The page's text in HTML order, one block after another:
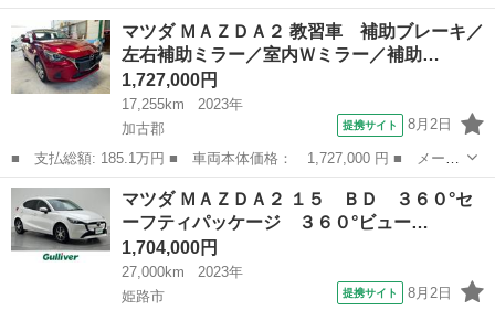
名： マツダ ■ 車種名： キャロル ■ グレード名： ＧＳ ■ 排
気量： 660cc ■ ドア枚数： 5D ■ ミッション： CVT ■ 店舗...
大阪 堺市 その他
マツダ ＭＡＺＤＡ２ 教習車 補助ブレーキ／
左右補助ミラー／室内Ｗミラー／補助…
1,727,000円
17,255km
2023年
加古郡
提携サイト 8月2日
■ 支払総額: 185.1万円 ■ 車両本体価格： 1,727,000 円 ■ メーカ
ー名： マツダ ■ 車種名： ＭＡＺＤＡ２ ■ グレード名： 教習
車 補助ブレーキ／左右補助ミラー／室内Ｗミラー／補助メーター／
ＥＴＣ付...
兵庫 加古郡 マツダ
マツダ ＭＡＺＤＡ２ １５ ＢＤ ３６０°セ
ーフティパッケージ ３６０°ビュー…
1,704,000円
27,000km
2023年
姫路市
提携サイト 8月2日